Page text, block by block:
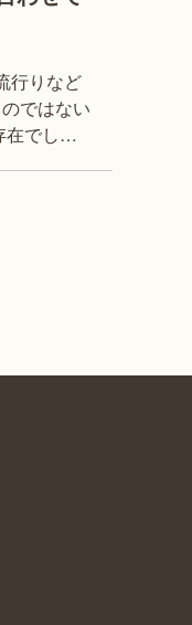
ではない
でしょ